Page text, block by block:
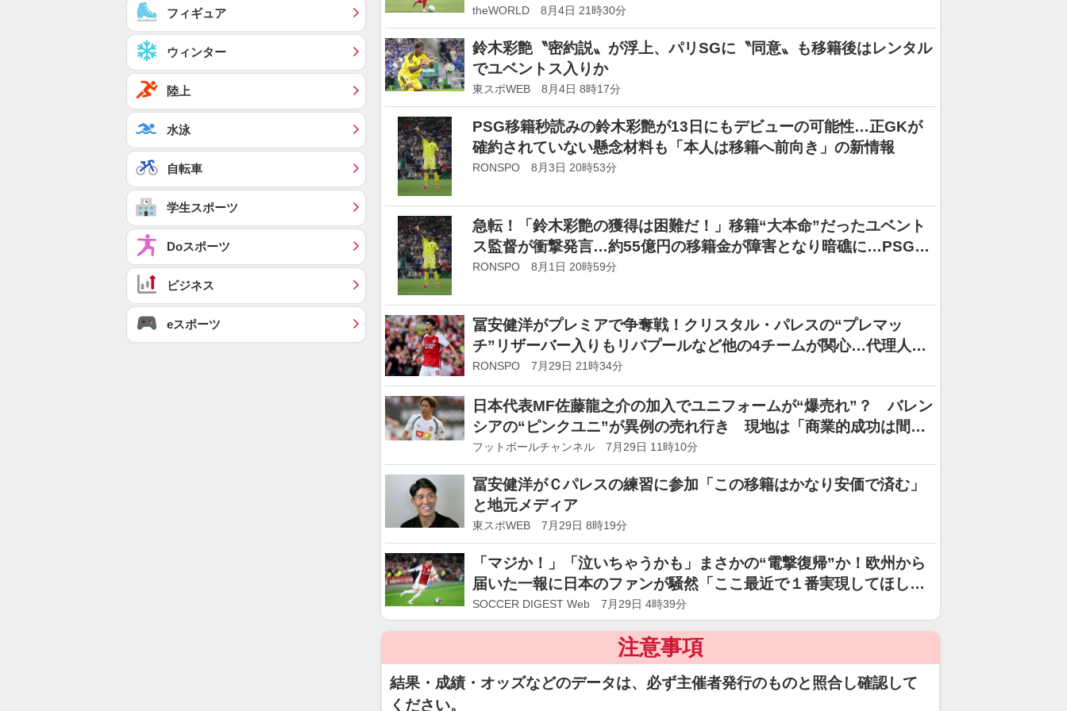
か
theWORLD 8月4日 21時30分
鈴木彩艶〝密約説〟が浮上、パリSGに〝同意〟も移籍後はレンタル
でユベントス入りか
東スポWEB 8月4日 8時17分
PSG移籍秒読みの鈴木彩艶が13日にもデビューの可能性…正GKが
確約されていない懸念材料も「本人は移籍へ前向き」の新情報
RONSPO 8月3日 20時53分
急転！「鈴木彩艶の獲得は困難だ！」移籍“大本命”だったユベント
ス監督が衝撃発言…約55億円の移籍金が障害となり暗礁に…PSG経
由でユベントスへ期限付き移籍のウルトラC案も
RONSPO 8月1日 20時59分
冨安健洋がプレミアで争奪戦！クリスタル・パレスの“プレマッ
チ”リザーバー入りもリバプールなど他の4チームが関心…代理人の
「フィットネス問題なし」のアピールが影響
RONSPO 7月29日 21時34分
日本代表MF佐藤龍之介の加入でユニフォームが“爆売れ”？ バレン
シアの“ピンクユニ”が異例の売れ行き 現地は「商業的成功は間違
いない」
フットボールチャンネル 7月29日 11時10分
冨安健洋がＣパレスの練習に参加「この移籍はかなり安価で済む」
と地元メディア
東スポWEB 7月29日 8時19分
「マジか！」「泣いちゃうかも」まさかの“電撃復帰”か！欧州から
届いた一報に日本のファンが騒然「ここ最近で１番実現してほしい
移籍」「めちゃめちゃアツい」
SOCCER DIGEST Web 7月29日 4時39分
注意事項
結果・成績・オッズなどのデータは、必ず主催者発行のものと照合し確認して
ください。
フィギュア
ウィンター
陸上
水泳
自転車
学生スポーツ
Doスポーツ
ビジネス
eスポーツ